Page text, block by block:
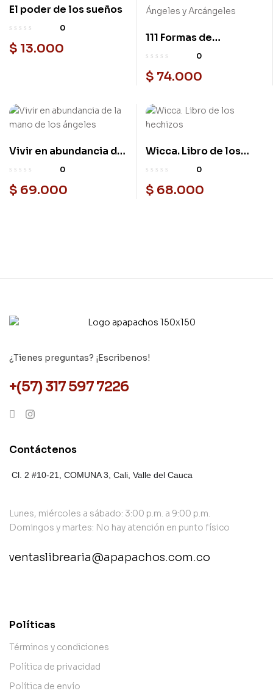
El poder de los sueños
0
$ 13.000
111 Formas de
comunicarte con los
Ángeles y Arcángeles
0
$ 74.000
Vivir en abundancia de
la mano de los ángeles
0
$ 69.000
Wicca. Libro de los
hechizos
0
$ 68.000
¿Tienes preguntas? ¡Escribenos!
+(57) 317 597 7226
Contáctenos
Cl. 2 #10-21, COMUNA 3, Cali, Valle del Cauca
Lunes, miércoles a sábado: 3:00 p.m. a 9:00 p.m.
Domingos y martes: No hay atención en punto físico
ventaslibrearia@apapachos.com.co
Políticas
Términos y condiciones
Política de privacidad
Política de envío